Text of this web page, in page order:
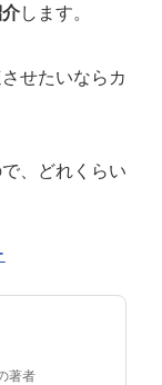
します。
せたいならカ
、どれくらい
著者